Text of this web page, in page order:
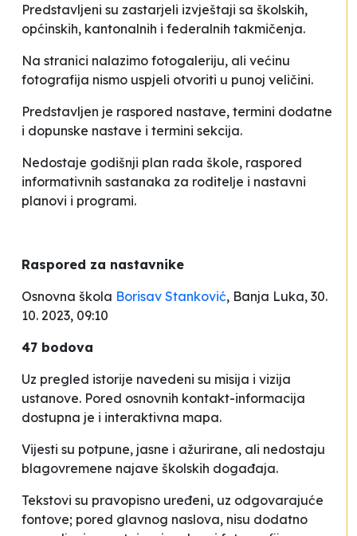
Predstavljeni su zastarjeli izvještaji sa školskih,
općinskih, kantonalnih i federalnih takmičenja.
Na stranici nalazimo fotogaleriju, ali većinu
fotografija nismo uspjeli otvoriti u punoj veličini.
Predstavljen je raspored nastave, termini dodatne
i dopunske nastave i termini sekcija.
Nedostaje godišnji plan rada škole, raspored
informativnih sastanaka za roditelje i nastavni
planovi i programi.
Raspored za nastavnike
Osnovna škola Borisav Stanković, Banja Luka, 30.
10. 2023, 09:10
47 bodova
Uz pregled istorije navedeni su misija i vizija
ustanove. Pored osnovnih kontakt-informacija
dostupna je i interaktivna mapa.
Vijesti su potpune, jasne i ažurirane, ali nedostaju
blagovremene najave školskih događaja.
Tekstovi su pravopisno uređeni, uz odgovarajuće
fontove; pored glavnog naslova, nisu dodatno